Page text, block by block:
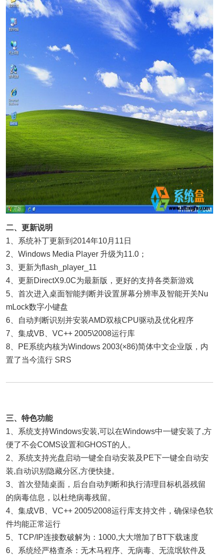
二、更新说明
1、系统补丁更新到2014年10月11日
2、Windows Media Player 升级为11.0；
3、更新为flash_player_11
4、更新DirectX9.0C为最新版，更好的支持各类新游戏
5、首次进入桌面智能判断并设置屏幕分辨率及智能开关Nu
mLock数字小键盘
6、自动判断识别并安装AMD双核CPU驱动及优化程序
7、集成VB、VC++ 2005\2008运行库
8、PE系统内核为Windows 2003(×86)简体中文企业版，内
置了当今流行 SRS
三、特色功能
1、系统支持Windows安装,可以在Windows中一键安装了,方
便了不会COMS设置和GHOST的人。
2、系统支持光盘启动一键全自动安装及PE下一键全自动安
装,自动识别隐藏分区,方便快捷。
3、首次登陆桌面，后台自动判断和执行清理目标机器残留
的病毒信息，以杜绝病毒残留。
4、集成VB、VC++ 2005\2008运行库支持文件，确保绿色软
件均能正常运行
5、TCP/IP连接数破解为：1000,大大增加了BT下载速度
6、系统经严格查杀：无木马程序、无病毒、无流氓软件及